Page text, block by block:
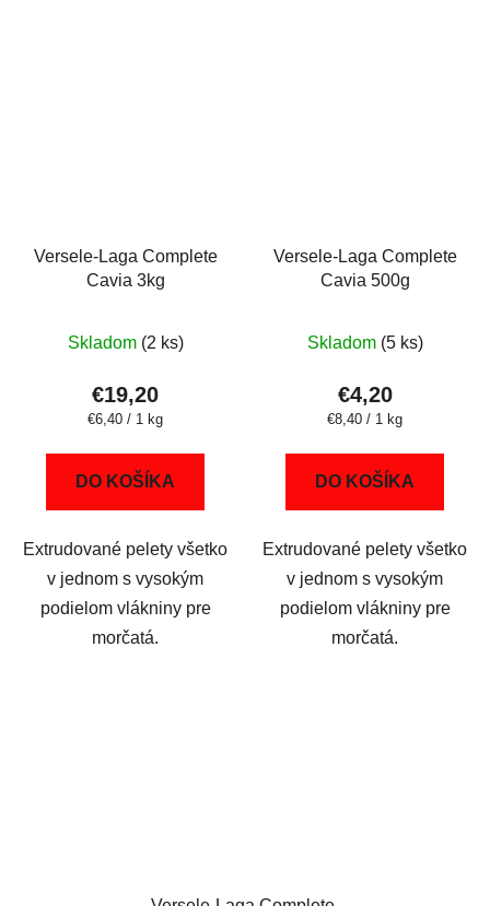
Versele-Laga Complete
Cavia 3kg
Skladom (2 ks)
€19,20
Jednotková
€6,40 / 1 kg
DO KOŠÍKA
Extrudované pelety všetko
v jednom s vysokým
podielom vlákniny pre
morčatá.
Versele-Laga Complete
Cavia 500g
Skladom (5 ks)
€4,20
Jednotková
€8,40 / 1 kg
DO KOŠÍKA
Extrudované pelety všetko
v jednom s vysokým
podielom vlákniny pre
morčatá.